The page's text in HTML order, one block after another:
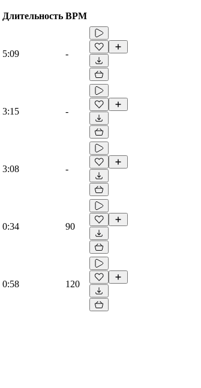
Длительность BPM
5:09 -
3:15 -
3:08 -
0:34 90
0:58 120